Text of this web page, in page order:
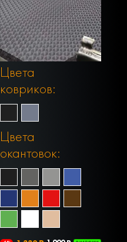
Цвета
ковриков:
Цвета
окантовок: